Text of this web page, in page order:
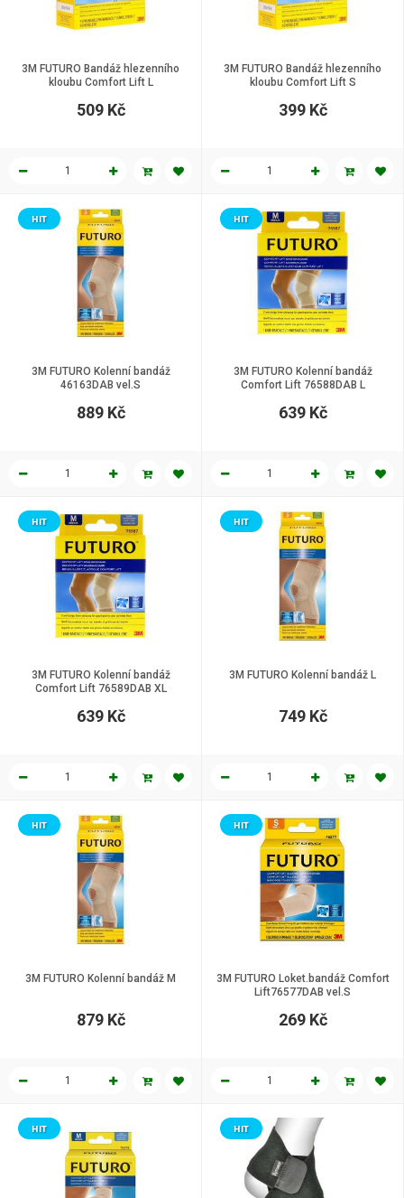
3M FUTURO Bandáž hlezenního
kloubu Comfort Lift L
509 Kč
3M FUTURO Bandáž hlezenního
kloubu Comfort Lift S
399 Kč
3M FUTURO Kolenní bandáž
46163DAB vel.S
HIT
889 Kč
3M FUTURO Kolenní bandáž
Comfort Lift 76588DAB L
HIT
639 Kč
3M FUTURO Kolenní bandáž
Comfort Lift 76589DAB XL
HIT
639 Kč
3M FUTURO Kolenní bandáž L
HIT
749 Kč
3M FUTURO Kolenní bandáž M
HIT
879 Kč
3M FUTURO Loket.bandáž Comfort
Lift76577DAB vel.S
HIT
269 Kč
HIT HIT